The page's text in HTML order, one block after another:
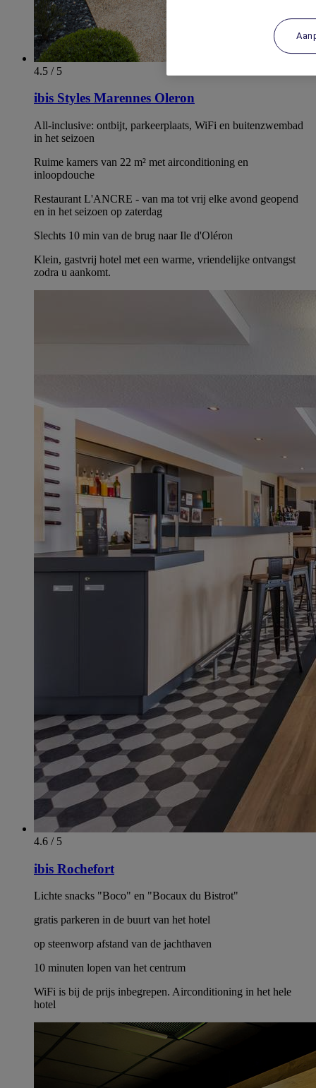
4.5 / 5
ibis Styles Marennes Oleron
All-inclusive: ontbijt, parkeerplaats, WiFi en buitenzwembad
in het seizoen
Ruime kamers van 22 m² met airconditioning en
inloopdouche
Restaurant L'ANCRE - van ma tot vrij elke avond geopend
en in het seizoen op zaterdag
Slechts 10 min van de brug naar Ile d'Oléron
Klein, gastvrij hotel met een warme, vriendelijke ontvangst
zodra u aankomt.
4.6 / 5
ibis Rochefort
Lichte snacks "Boco" en "Bocaux du Bistrot"
gratis parkeren in de buurt van het hotel
op steenworp afstand van de jachthaven
10 minuten lopen van het centrum
WiFi is bij de prijs inbegrepen. Airconditioning in het hele
hotel